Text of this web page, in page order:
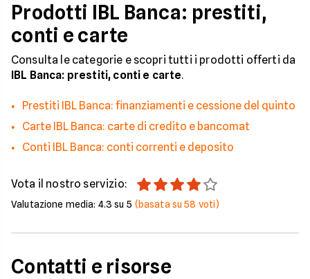
Prodotti IBL Banca: prestiti,
conti e carte
Consulta le categorie e scopri tutti i prodotti offerti da
IBL Banca: prestiti, conti e carte.
Prestiti IBL Banca: finanziamenti e cessione del quinto
Carte IBL Banca: carte di credito e bancomat
Conti IBL Banca: conti correnti e deposito
Vota il nostro servizio:
Valutazione media: 4.3 su 5 (basata su58 voti)
Contatti e risorse